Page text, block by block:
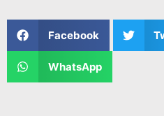
Facebook
WhatsApp